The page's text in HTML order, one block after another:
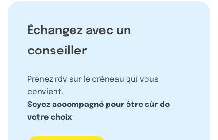
Échangez avec un
conseiller
Prenez rdv sur le créneau qui vous
convient.
Soyez accompagné pour être sûr de
votre choix